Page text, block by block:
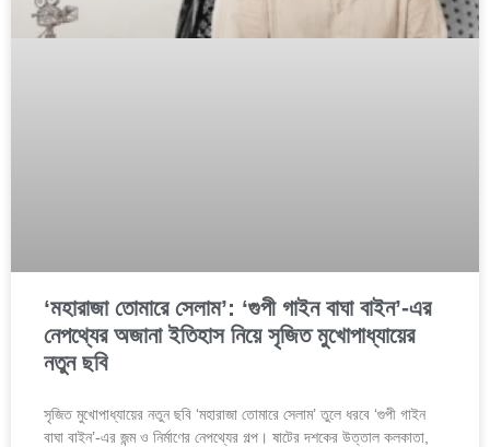
‘মহারাজা তোমারে সেলাম’: ‘গুপী গাইন বাঘা বাইন’-এর
নেপথ্যের অজানা ইতিহাস নিয়ে সৃজিত মুখোপাধ্যায়ের
নতুন ছবি
সৃজিত মুখোপাধ্যায়ের নতুন ছবি ‘মহারাজা তোমারে সেলাম’ তুলে ধরবে ‘গুপী গাইন
বাঘা বাইন’-এর জন্ম ও নির্মাণের নেপথ্যের গল্প। ষাটের দশকের উত্তাল কলকাতা,